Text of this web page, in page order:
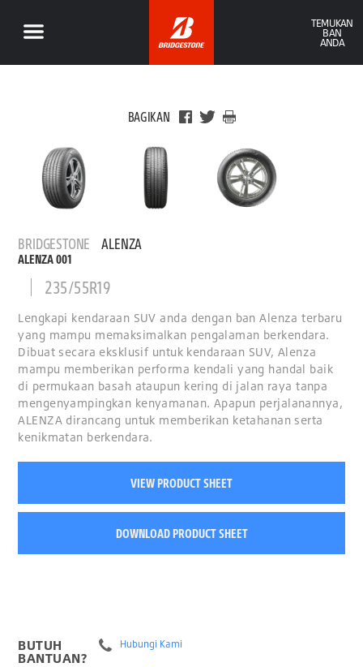
TEMUKAN
BAN
ANDA
BAGIKAN
BRIDGESTONE ALENZA
ALENZA 001
235/55R19
Lengkapi kendaraan SUV anda dengan ban Alenza terbaru
yang mampu memaksimalkan pengalaman berkendara.
Dibuat secara eksklusif untuk kendaraan SUV, Alenza
mampu memberikan performa kendali yang handal baik
di permukaan basah ataupun kering di jalan raya tanpa
mengenyampingkan kenyamanan. Apapun perjalanannya,
ALENZA dirancang untuk memberikan ketahanan serta
kenikmatan berkendara.
VIEW PRODUCT SHEET
DOWNLOAD PRODUCT SHEET
BUTUH
BANTUAN?
Hubungi Kami